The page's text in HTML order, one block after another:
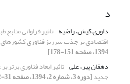
د
داوری کیش، راضیه تاثیر فراوانی منابع
اقتصادی بر جذب سرریز فناوری
1394، صفحه 151-178]
دهقان پیر، علی تاثیر ابعاد فناوری برتر
جدید[دوره 3، شماره 2، 1394، صفحه 31-62]